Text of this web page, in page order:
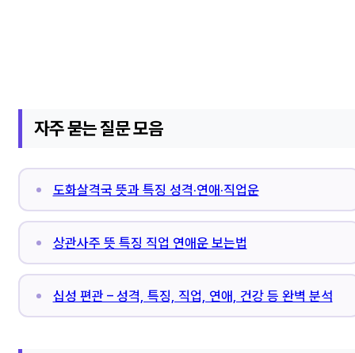
자주 묻는 질문 모음
도화살격국 뜻과 특징 성격·연애·직업운
상관사주 뜻 특징 직업 연애운 보는법
십성 편관 – 성격, 특징, 직업, 연애, 건강 등 완벽 분석